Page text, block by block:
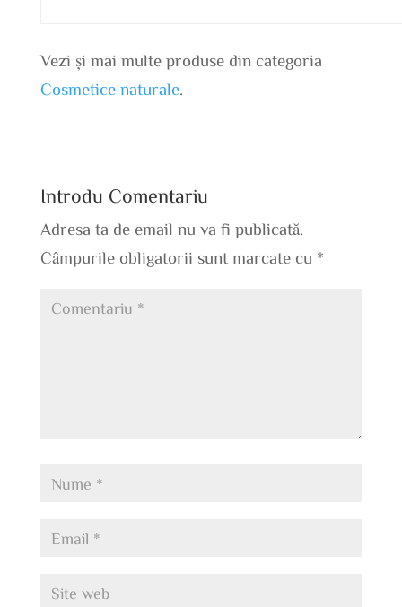
Vezi și mai multe produse din categoria
Cosmetice naturale.
Introdu Comentariu
Adresa ta de email nu va fi publicată.
Câmpurile obligatorii sunt marcate cu *